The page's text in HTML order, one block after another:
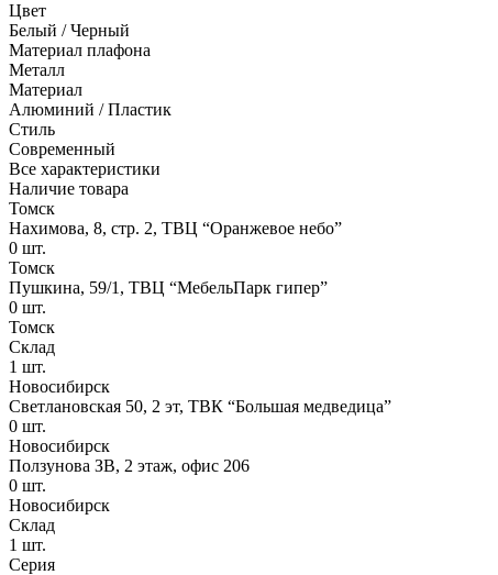
Цвет
Белый / Черный
Материал плафона
Металл
Материал
Алюминий / Пластик
Стиль
Современный
Все характеристики
Наличие товара
Томск
Нахимова, 8, стр. 2​, ТВЦ “Оранжевое небо​”
0 шт.
Томск
Пушкина, 59/1, ТВЦ “МебельПарк гипер”
0 шт.
Томск
Склад
1 шт.
Новосибирск
Светлановская 50, 2 эт, ТВК “Большая медведица”
0 шт.
Новосибирск
Ползунова ЗВ, 2 этаж, офис 206
0 шт.
Новосибирск
Склад
1 шт.
Серия